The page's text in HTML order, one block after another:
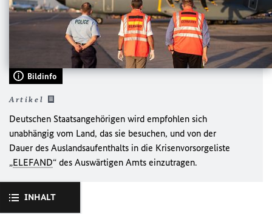
Bildinfo
Artikel
Deutschen Staatsangehörigen wird empfohlen sich
unabhängig vom Land, das sie besuchen, und von der
Dauer des Auslandsaufenthalts in die Krisenvorsorgeliste
„ELEFAND“ des Auswärtigen Amts einzutragen.
INHALT